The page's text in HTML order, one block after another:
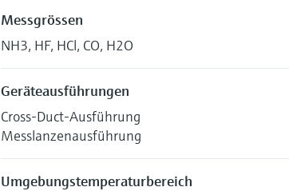
Messgrössen
NH3, HF, HCl, CO, H2O
Geräteausführungen
Cross-Duct-Ausführung
Messlanzenausführung
Umgebungstemperaturbereich